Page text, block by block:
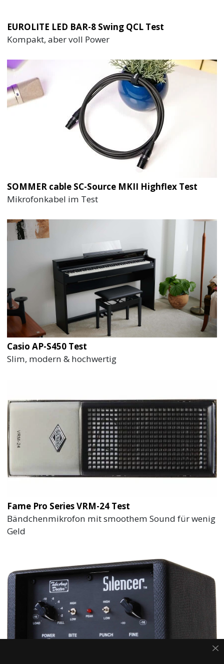
EUROLITE LED BAR-8 Swing QCL Test
Kompakt, aber voll Power
SOMMER cable SC-Source MKII Highflex Test
Mikrofonkabel im Test
Casio AP-S450 Test
Slim, modern & hochwertig
Fame Pro Series VRM-24 Test
Bändchenmikrofon mit smoothem Sound für wenig
Geld